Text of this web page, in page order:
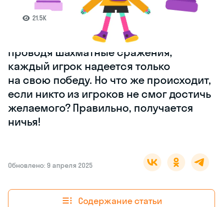
21.5K
Проводя шахматные сражения,
каждый игрок надеется только
на свою победу. Но что же происходит,
если никто из игроков не смог достичь
желаемого? Правильно, получается
ничья!
Обновлено: 9 апреля 2025
Содержание статьи